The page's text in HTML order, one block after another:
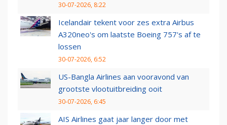
30-07-2026, 8:22
Icelandair tekent voor zes extra Airbus
A320neo's om laatste Boeing 757's af te
lossen
30-07-2026, 6:52
US-Bangla Airlines aan vooravond van
grootste vlootuitbreiding ooit
30-07-2026, 6:45
AIS Airlines gaat jaar langer door met